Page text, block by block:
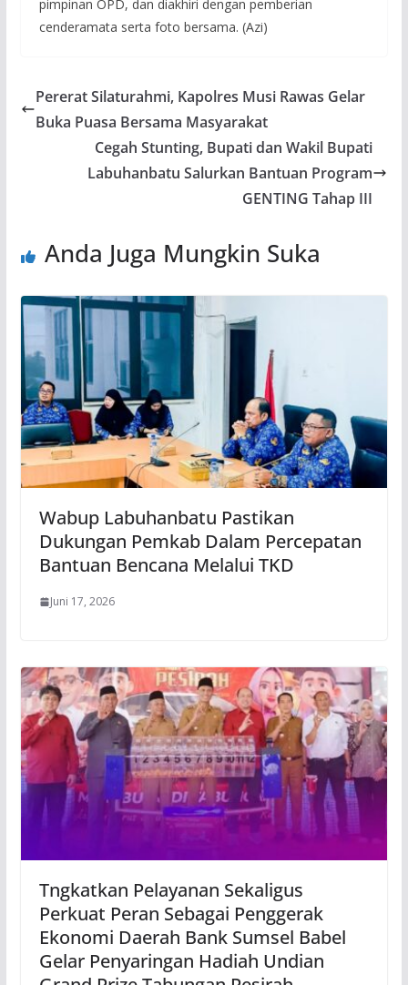
pimpinan OPD, dan diakhiri dengan pemberian
cenderamata serta foto bersama. (Azi)
Pererat Silaturahmi, Kapolres Musi Rawas Gelar
Buka Puasa Bersama Masyarakat
Cegah Stunting, Bupati dan Wakil Bupati
Labuhanbatu Salurkan Bantuan Program
GENTING Tahap III
Anda Juga Mungkin Suka
Wabup Labuhanbatu Pastikan
Dukungan Pemkab Dalam Percepatan
Bantuan Bencana Melalui TKD
Juni 17, 2026
Tngkatkan Pelayanan Sekaligus
Perkuat Peran Sebagai Penggerak
Ekonomi Daerah Bank Sumsel Babel
Gelar Penyaringan Hadiah Undian